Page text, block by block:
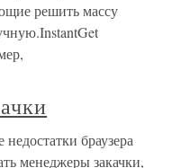
решить массу
браузера
менеджеры закачки,